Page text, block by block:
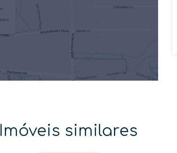
Imóveis similares